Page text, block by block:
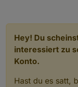
Hey! Du
interessiert zu
Konto.
Hast du es satt,